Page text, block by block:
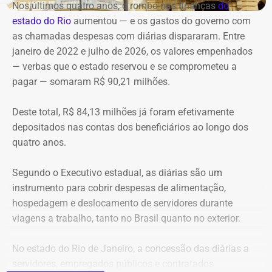
é a solução apresentada.
“A edificação foi reformada e transformada em um
caixote revestido de vidro”, escreve Nireu, quase com
repugnância.
O prefeito Eduardo Cavaliere relacionou a cobrança à
Anac, neste sábado (08), justamente à ocorrência de mais
de um acidente aéreo no Rio, em um curto intervalo de
tempo.
“Eu quero que a Anac tome essas medidas, inclusive com
uma semana ou por duas semanas, ou pelo tempo que
seja necessário para a Anac fazer uma fiscalização mais
intensa nos helipontos, nas aeronaves, na manutenção
dos visitantes que visitam a cidade, dos turistas que
visitam a cidade e da população que circula aqui pela
cidade”, afirmou o prefeito.
acompanhar o trabalho das equipes de resgate. Segundo
Nos últimos quatro anos, o rombo nas finanças do
estado do Rio aumentou — e os gastos do governo com
as chamadas despesas com diárias dispararam. Entre
janeiro de 2022 e julho de 2026, os valores empenhados
— verbas que o estado reservou e se comprometeu a
pagar — somaram R$ 90,21 milhões.
Deste total, R$ 84,13 milhões já foram efetivamente
depositados nas contas dos beneficiários ao longo dos
quatro anos.
Segundo o Executivo estadual, as diárias são um
instrumento para cobrir despesas de alimentação,
hospedagem e deslocamento de servidores durante
viagens a trabalho, tanto no Brasil quanto no exterior.
No estado do Rio de Janeiro, a concessão das diárias a